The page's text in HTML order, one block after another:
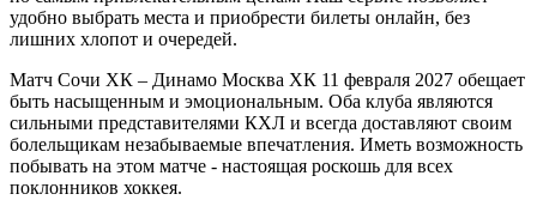
удобно выбрать места и приобрести билеты онлайн, без
лишних хлопот и очередей.
Матч Сочи ХК – Динамо Москва ХК 11 февраля 2027 обещает
быть насыщенным и эмоциональным. Оба клуба являются
сильными представителями КХЛ и всегда доставляют своим
болельщикам незабываемые впечатления. Иметь возможность
побывать на этом матче - настоящая роскошь для всех
поклонников хоккея.